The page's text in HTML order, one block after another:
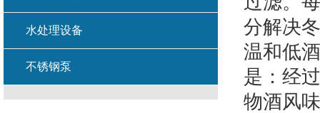
分解决
温和低
是：经
物酒风
水处理设备
不锈钢泵